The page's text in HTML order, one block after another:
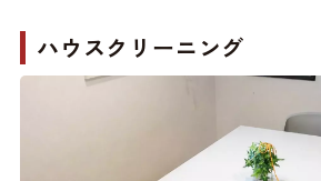
ハウスクリーニング